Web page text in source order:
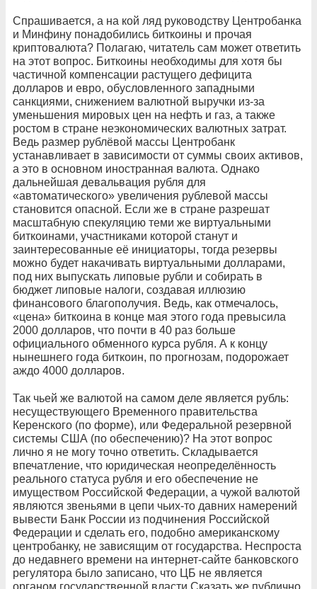
Спрашивается, а на кой ляд руководству Центробанка
и Минфину понадобились биткоины и прочая
криптовалюта? Полагаю, читатель сам может ответить
на этот вопрос. Биткоины необходимы для хотя бы
частичной компенсации растущего дефицита
долларов и евро, обусловленного западными
санкциями, снижением валютной выручки из-за
уменьшения мировых цен на нефть и газ, а также
ростом в стране неэкономических валютных затрат.
Ведь размер рублёвой массы Центробанк
устанавливает в зависимости от суммы своих активов,
а это в основном иностранная валюта. Однако
дальнейшая девальвация рубля для
«автоматического» увеличения рублевой массы
становится опасной. Если же в стране разрешат
масштабную спекуляцию теми же виртуальными
биткоинами, участниками которой станут и
заинтересованные её инициаторы, тогда резервы
можно будет накачивать виртуальными долларами,
под них выпускать липовые рубли и собирать в
бюджет липовые налоги, создавая иллюзию
финансового благополучия. Ведь, как отмечалось,
«цена» биткоина в конце мая этого года превысила
2000 долларов, что почти в 40 раз больше
официального обменного курса рубля. А к концу
нынешнего года биткоин, по прогнозам, подорожает
аждо 4000 долларов.
Так чьей же валютой на самом деле является рубль:
несуществующего Временного правительства
Керенского (по форме), или Федеральной резервной
системы США (по обеспечению)? На этот вопрос
лично я не могу точно ответить. Складывается
впечатление, что юридическая неопределённость
реального статуса рубля и его обеспечение не
имуществом Российской Федерации, а чужой валютой
являются звеньями в цепи чьих-то давних намерений
вывести Банк России из подчинения Российской
Федерации и сделать его, подобно американскому
центробанку, не зависящим от государства. Неспроста
до недавнего времени на интернет-сайте банковского
регулятора было записано, что ЦБ не является
органом государственной власти.Сказать же публично